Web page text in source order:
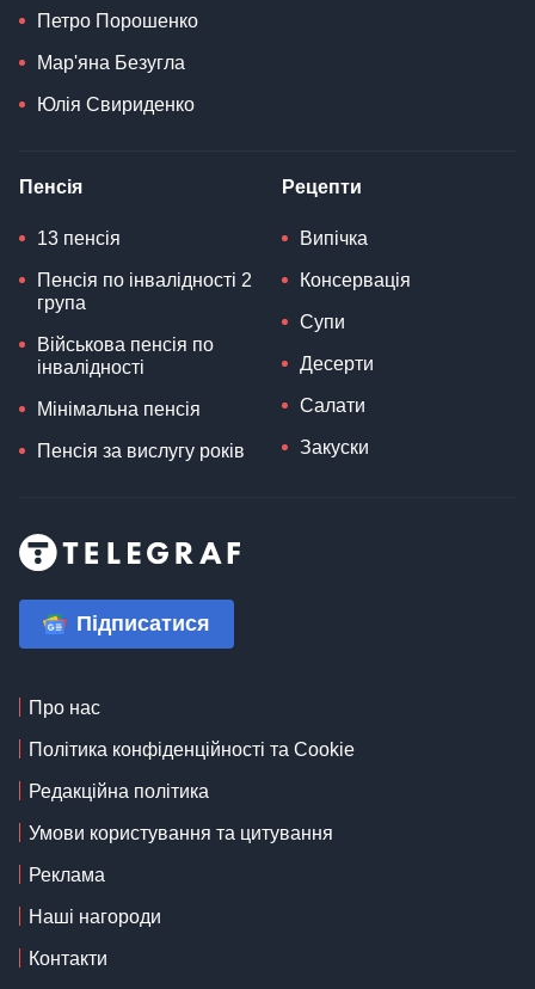
Петро Порошенко
Мар'яна Безугла
Юлія Свириденко
Пенсія
13 пенсія
Пенсія по інвалідності 2
група
Військова пенсія по
інвалідності
Мінімальна пенсія
Пенсія за вислугу років
Рецепти
Випічка
Консервація
Супи
Десерти
Салати
Закуски
Підписатися
Про нас
Політика конфіденційності та Cookie
Редакційна політика
Умови користування та цитування
Реклама
Наші нагороди
Контакти